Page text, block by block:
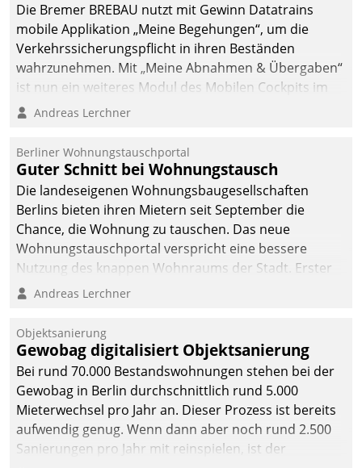
Die Bremer BREBAU nutzt mit Gewinn Datatrains
mobile Applikation „Meine Begehungen“, um die
Verkehrssicherungspflicht in ihren Beständen
wahrzunehmen. Mit „Meine Abnahmen & Übergaben“
ist nun ein weiteres Modul des Mobilen Cockpits im
Einsatz.
Andreas Lerchner
Berliner Wohnungstauschportal
Guter Schnitt bei Wohnungstausch
Die landeseigenen Wohnungsbaugesellschaften
Berlins bieten ihren Mietern seit September die
Chance, die Wohnung zu tauschen. Das neue
Wohnungstauschportal verspricht eine bessere
Nutzung des knappen Wohnraums der Stadt. Erster
Anwendungsfall für Datatrains Lösung API-Hub mit
Unternehmen.
Andreas Lerchner
Objektsanierung
Gewobag digitalisiert Objektsanierung
Bei rund 70.000 Bestandswohnungen stehen bei der
Gewobag in Berlin durchschnittlich rund 5.000
Mieterwechsel pro Jahr an. Dieser Prozess ist bereits
aufwendig genug. Wenn dann aber noch rund 2.500
Sanierungen pro Jahr mit reinspielen, ist der